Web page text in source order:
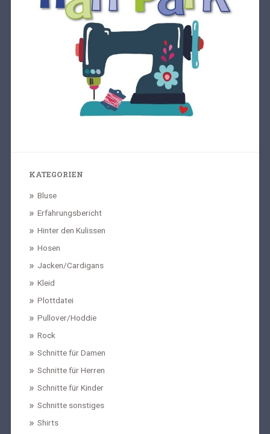
KATEGORIEN
Bluse
Erfahrungsbericht
Hinter den Kulissen
Hosen
Jacken/Cardigans
Kleid
Plottdatei
Pullover/Hoddie
Rock
Schnitte für Damen
Schnitte für Herren
Schnitte für Kinder
Schnitte sonstiges
Shirts